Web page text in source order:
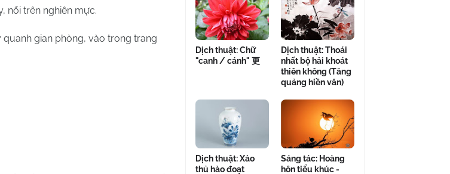
nổi trên nghiên mực.
gian phòng, vào trong trang
Dịch thuật: Chữ
"canh / cánh" 更
Dịch thuật: Thoái
nhất bộ hải khoát
thiên không (Tăng
quảng hiền văn)
Dịch thuật: Xảo
thủ hào đoạt
Sáng tác: Hoàng
hôn tiểu khúc -